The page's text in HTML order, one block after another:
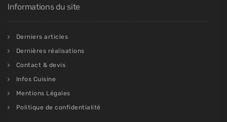
Informations du site
Derniers articles
Dernières réalisations
Contact & devis
Infos Cuisine
Mentions Légales
Politique de confidentialité